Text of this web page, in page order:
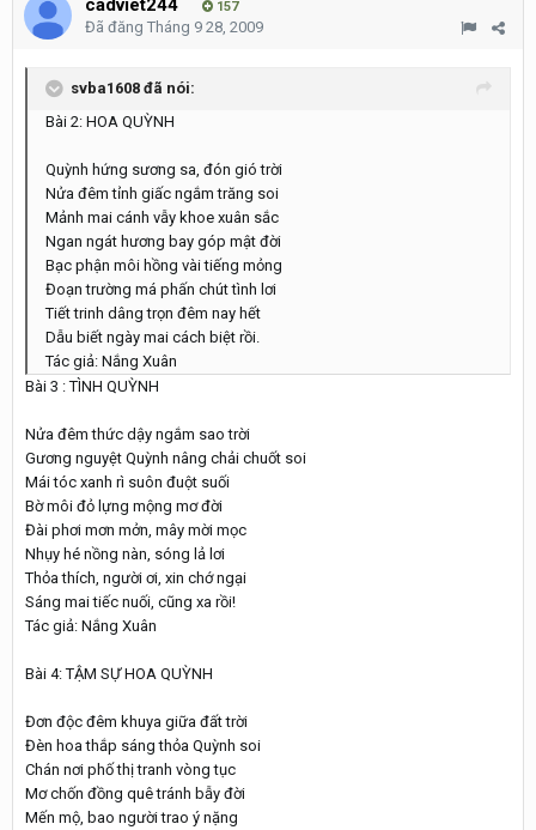
cadviet244 157
Đã đăng Tháng 9 28, 2009
svba1608 đã nói:
Bài 2: HOA QUỲNH
Quỳnh hứng sương sa, đón gió trời
Nửa đêm tỉnh giấc ngắm trăng soi
Mảnh mai cánh vẫy khoe xuân sắc
Ngan ngát hương bay góp mật đời
Bạc phận môi hồng vài tiếng mỏng
Đoạn trường má phấn chút tình lơi
Tiết trinh dâng trọn đêm nay hết
Dẫu biết ngày mai cách biệt rồi.
Tác giả: Nắng Xuân
Bài 3 : TÌNH QUỲNH
Nửa đêm thức dậy ngắm sao trời
Gương nguyệt Quỳnh nâng chải chuốt soi
Mái tóc xanh rì suôn đuột suối
Bờ môi đỏ lựng mộng mơ đời
Đài phơi mơn mởn, mây mời mọc
Nhụy hé nồng nàn, sóng lả lơi
Thỏa thích, người ơi, xin chớ ngại
Sáng mai tiếc nuối, cũng xa rồi!
Tác giả: Nắng Xuân
Bài 4: TẬM SỰ HOA QUỲNH
Đơn độc đêm khuya giữa đất trời
Đèn hoa thắp sáng thỏa Quỳnh soi
Chán nơi phố thị tranh vòng tục
Mơ chốn đồng quê tránh bẫy đời
Mến mộ, bao người trao ý nặng